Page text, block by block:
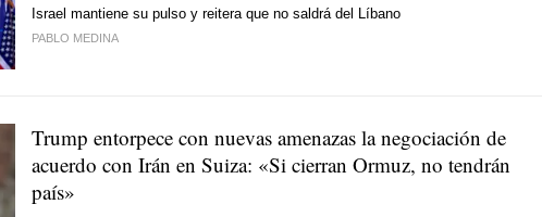
Israel mantiene su pulso y reitera que no saldrá del Líbano
PABLO MEDINA
Trump entorpece con nuevas amenazas la negociación de
acuerdo con Irán en Suiza: «Si cierran Ormuz, no tendrán
país»